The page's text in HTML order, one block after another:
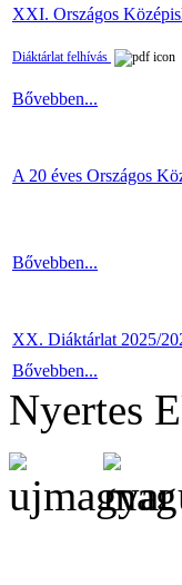
XXI. Országos
Diáktárlat felhívás
Bővebben...
A 20 éves Országos
Bővebben...
XX. Diáktárlat 2025/
Bővebben...
Nyertes